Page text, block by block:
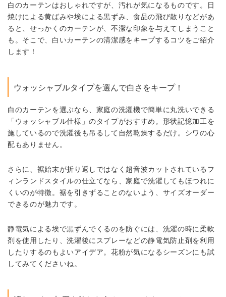
白のカーテンはおしゃれですが、汚れが気になるものです。日
焼けによる黄ばみや埃による黒ずみ、食品の飛び散りなどがあ
ると、せっかくのカーテンが、不潔な印象を与えてしまうこと
も。そこで、白いカーテンの清潔感をキープするコツをご紹介
します！
ウォッシャブルタイプを選んで白さをキープ！
白のカーテンを選ぶなら、家庭の洗濯機で簡単に丸洗いできる
「ウォッシャブル仕様」のタイプがおすすめ。形状記憶加工を
施しているので洗濯後も吊るして自然乾燥するだけ。シワの心
配もありません。
さらに、裾始末が折り返しではなく超音波カットされているフ
ィンランドスタイルの仕立てなら、家庭で洗濯してもほつれに
くいのが特徴。裾を引きずることのないよう、サイズオーダー
できるのが魅力です。
静電気による埃で黒ずんでくるのを防ぐには、洗濯の時に柔軟
剤を使用したり、洗濯後にスプレーなどの静電気防止剤を利用
したりするのもよいアイデア。花粉が気になるシーズンにも試
してみてくださいね。